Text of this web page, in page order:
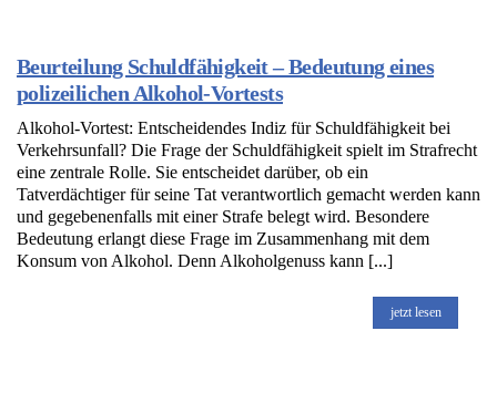
Beurteilung Schuldfähigkeit – Bedeutung eines
polizeilichen Alkohol-Vortests
Alkohol-Vortest: Entscheidendes Indiz für Schuldfähigkeit bei
Verkehrsunfall? Die Frage der Schuldfähigkeit spielt im Strafrecht
eine zentrale Rolle. Sie entscheidet darüber, ob ein
Tatverdächtiger für seine Tat verantwortlich gemacht werden kann
und gegebenenfalls mit einer Strafe belegt wird. Besondere
Bedeutung erlangt diese Frage im Zusammenhang mit dem
Konsum von Alkohol. Denn Alkoholgenuss kann [...]
jetzt lesen